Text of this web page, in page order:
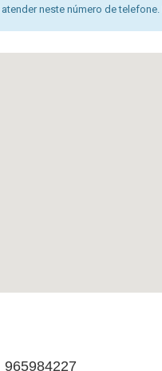
atender neste número de telefone.
965984227